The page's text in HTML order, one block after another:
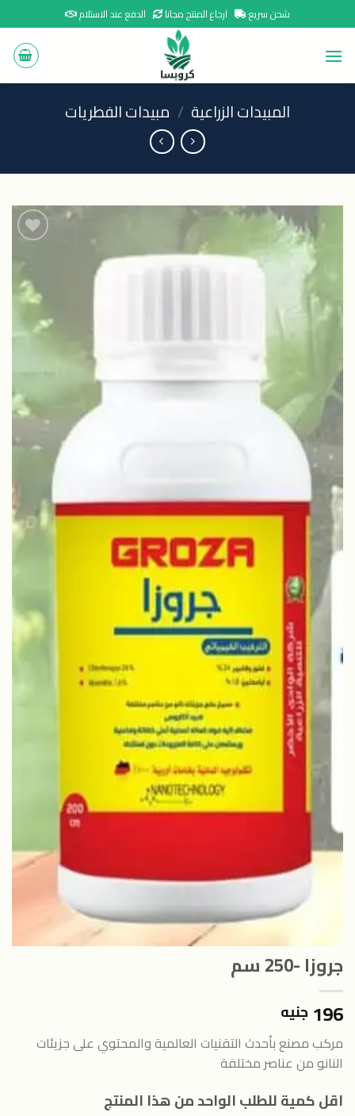
to
content
شحن سريع ارجاع المنتج مجانا الدفع عند الاستلام
المبيدات الزراعية / مبيدات الفطريات
اضافة
الى
المفضلة
جروزا -250 سم
196 جنيه
مركب مصنع بأحدث التقنيات العالمية والمحتوي على جزيئات
النانو من عناصر مختلفة
اقل كمية للطلب الواحد من هذا المنتج